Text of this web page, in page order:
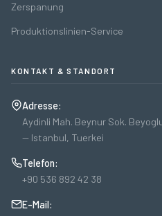
Zerspanung
Produktionslinien-Service
KONTAKT & STANDORT
Adresse:
Aydinli Mah. Beynur Sok.
— Istanbul, Tuerkei
Telefon:
+90 536 892 42 38
E-Mail: